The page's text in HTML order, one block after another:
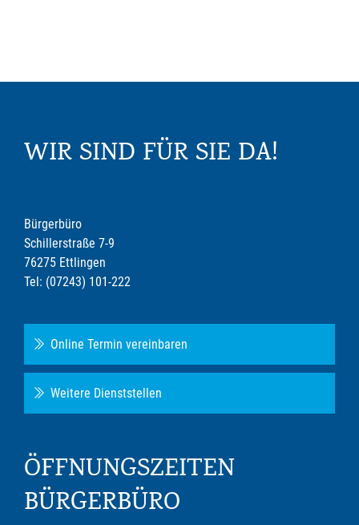
WIR SIND FÜR SIE DA!
Bürgerbüro
Schillerstraße 7-9
76275 Ettlingen
Tel: (07243) 101-222
Online Termin vereinbaren
Weitere Dienststellen
ÖFFNUNGSZEITEN
BÜRGERBÜRO